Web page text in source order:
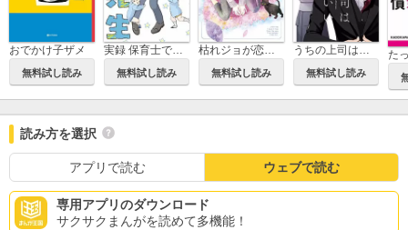
おでかけ子ザメ
無料試し読み
実録 保育士でこ先生
無料試し読み
枯れジョが恋していいですか
無料試し読み
うちの上司は見た目がいい
無料試し読み
読み方を選択
アプリで読む ウェブで読む
専用アプリのダウンロード
サクサクまんがを読めて多機能！